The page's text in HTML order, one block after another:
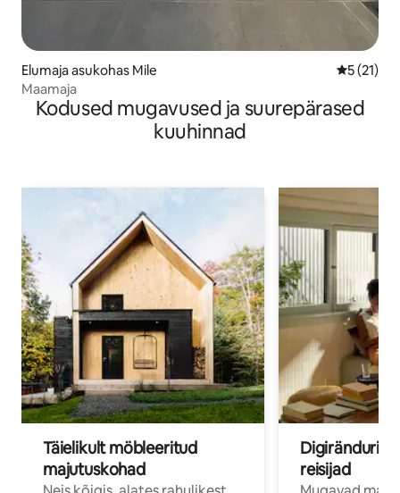
Elumaja asukohas Mile
5 (21)
Maamaja
Kodused mugavused ja suurepärased
kuuhinnad
Täielikult möbleeritud
majutuskohad
Digirändurid
reisijad